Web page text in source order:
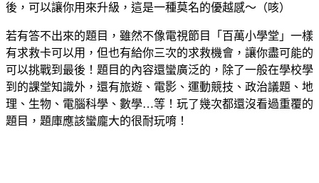
後，可以讓你用來升級，這是一種莫名的優越感～（咳）
若有答不出來的題目，雖然不像電視節目「百萬小學堂」一樣
有求救卡可以用，但也有給你三次的求救機會，讓你盡可能的
可以挑戰到最後！題目的內容還蠻廣泛的，除了一般在學校學
到的課堂知識外，還有旅遊、電影、運動競技、政治議題、地
理、生物、電腦科學、數學…等！玩了幾次都還沒看過重覆的
題目，題庫應該蠻龐大的很耐玩唷！